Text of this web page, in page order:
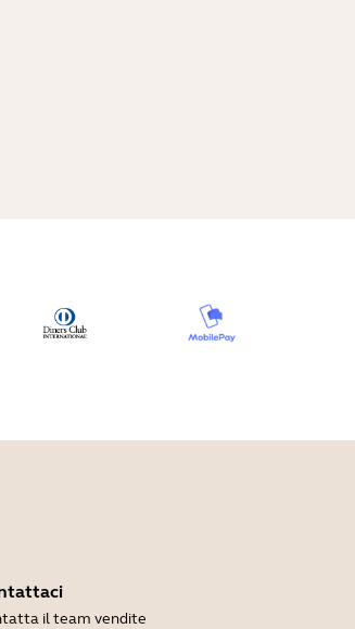
il team vendite